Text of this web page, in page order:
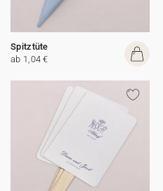
Spitztüte
ab 1,04 €